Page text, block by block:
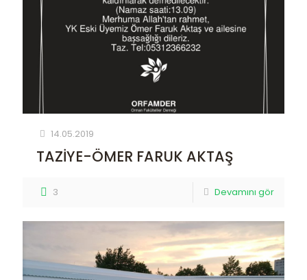
14.05.2019
TAZİYE-ÖMER FARUK AKTAŞ
3 Devamını gör